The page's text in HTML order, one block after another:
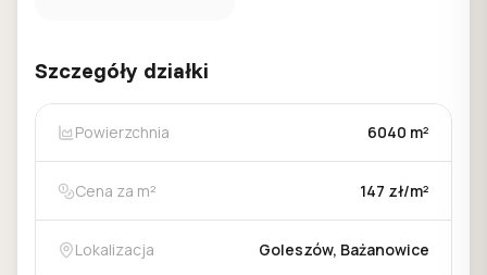
Szczegóły działki
Powierzchnia 6040 m²
Cena za m² 147 zł/m²
Lokalizacja Goleszów, Bażanowice